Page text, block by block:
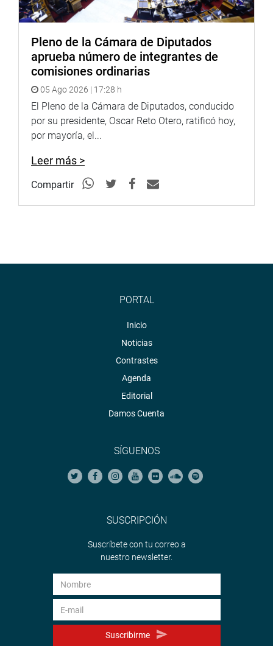
Pleno de la Cámara de Diputados
aprueba número de integrantes de
comisiones ordinarias
05 Ago 2026 | 17:28 h
El Pleno de la Cámara de Diputados, conducido
por su presidente, Oscar Reto Otero, ratificó hoy,
por mayoría, el...
Leer más >
Compartir
PORTAL
Inicio
Noticias
Contrastes
Agenda
Editorial
Damos Cuenta
SÍGUENOS
SUSCRIPCIÓN
Suscríbete con tu correo a
nuestro newsletter.
Suscribirme